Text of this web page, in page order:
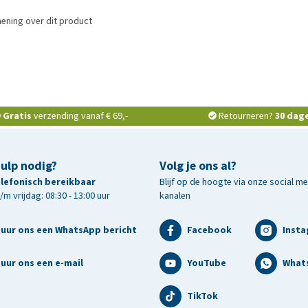
over dit product
Gratis verzending vanaf € 69,- Retourneren? 30
nodig?
bereikbaar
vrijdag: 08:30 - 13:00 uur
ons een WhatsApp bericht
ons een e-mail
Volg je ons al?
Blijf op de hoogte via onze social
kanalen
Facebook
YouTube
TikTok